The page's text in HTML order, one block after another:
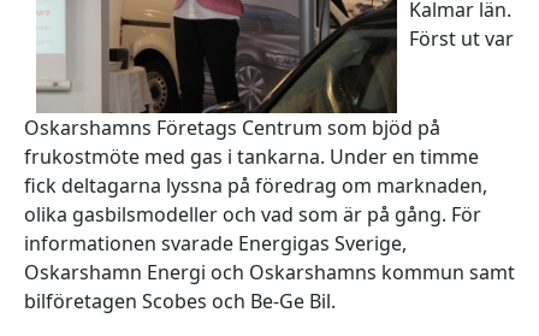
Kalmar län.
Först ut var
Oskarshamns Företags Centrum som bjöd på
frukostmöte med gas i tankarna. Under en timme
fick deltagarna lyssna på föredrag om marknaden,
olika gasbilsmodeller och vad som är på gång. För
informationen svarade Energigas Sverige,
Oskarshamn Energi och Oskarshamns kommun samt
bilföretagen Scobes och Be-Ge Bil.